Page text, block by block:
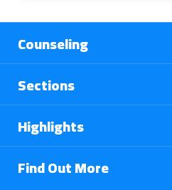
Counseling
Sections
Highlights
Find Out More